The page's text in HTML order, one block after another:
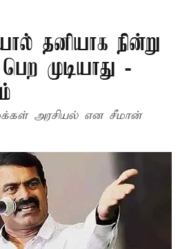
தனியாக நின்று
முடியாது -
அரசியல் என சீமான்